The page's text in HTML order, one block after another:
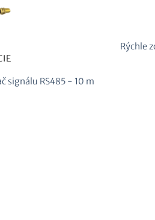
Rýchle
signálu RS485 - 10 m